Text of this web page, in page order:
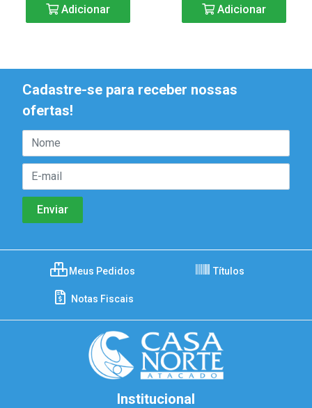
Adicionar Adicionar
Cadastre-se para receber nossas
ofertas!
Meus Pedidos Títulos
Notas Fiscais
Institucional